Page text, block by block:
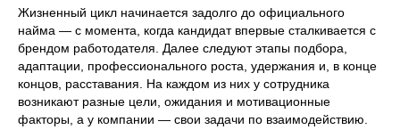
Жизненный цикл начинается задолго до официального
найма — с момента, когда кандидат впервые сталкивается с
брендом работодателя. Далее следуют этапы подбора,
адаптации, профессионального роста, удержания и, в конце
концов, расставания. На каждом из них у сотрудника
возникают разные цели, ожидания и мотивационные
факторы, а у компании — свои задачи по взаимодействию.